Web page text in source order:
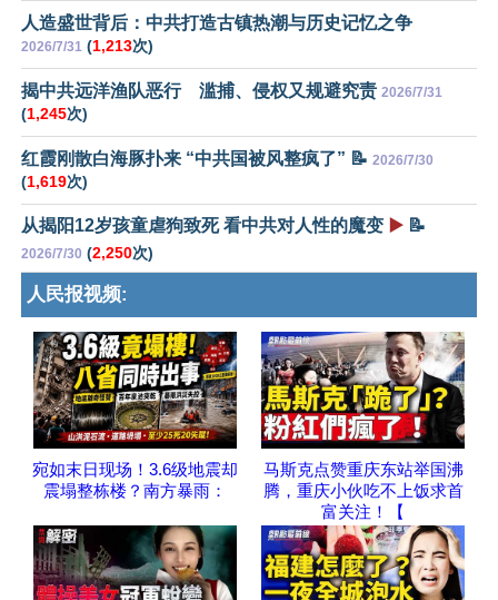
人造盛世背后：中共打造古镇热潮与历史记忆之争
2026/7/31 (1,213次)
揭中共远洋渔队恶行 滥捕、侵权又规避究责 2026/7/31
(1,245次)
红霞刚散白海豚扑来 “中共国被风整疯了” 📝 2026/7/30
(1,619次)
从揭阳12岁孩童虐狗致死 看中共对人性的魔变 ▶️ 📝
2026/7/30 (2,250次)
人民报视频:
宛如末日现场！3.6级地震却
震塌整栋楼？南方暴雨：
马斯克点赞重庆东站举国沸
腾，重庆小伙吃不上饭求首
富关注！【